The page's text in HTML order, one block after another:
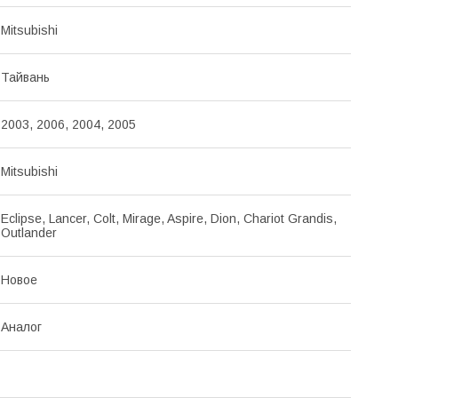
Mitsubishi
Тайвань
2003, 2006, 2004, 2005
Mitsubishi
Eclipse, Lancer, Colt, Mirage, Aspire, Dion, Chariot Grandis,
Outlander
Новое
Аналог